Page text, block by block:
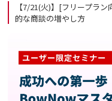
【7/21(火)】[フリープラ
的な商談の増やし方